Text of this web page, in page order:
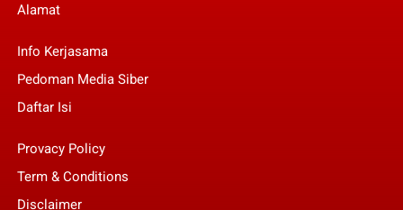
Alamat
Info Kerjasama
Pedoman Media Siber
Daftar Isi
Provacy Policy
Term & Conditions
Disclaimer